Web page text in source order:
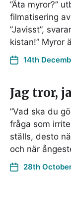
”Äta myror?”
filmatisering
”Javisst”,
kistan!” Myror
14th
Jag tror,
”Vad ska du
fråga som
ställs, desto
och när
28th